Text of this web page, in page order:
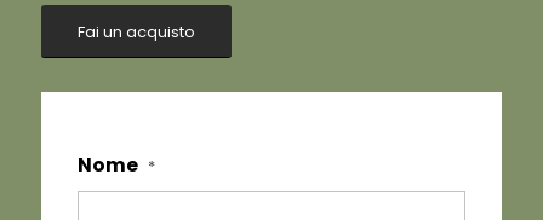
Fai un acquisto
Nome *